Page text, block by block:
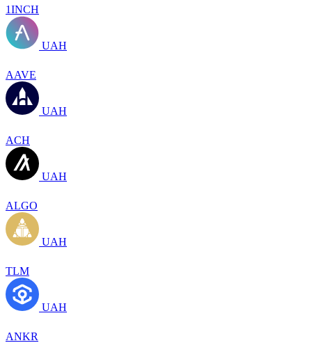
1INCH
UAH
AAVE
UAH
ACH
UAH
ALGO
UAH
TLM
UAH
ANKR